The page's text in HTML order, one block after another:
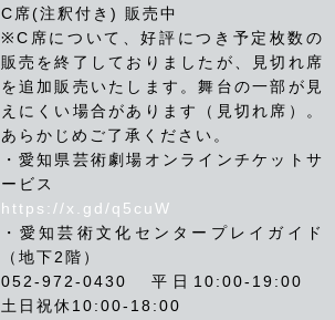
C席(注釈付き) 販売中
※C席について、好評につき予定枚数の
販売を終了しておりましたが、見切れ席
を追加販売いたします。舞台の一部が見
えにくい場合があります（見切れ席）。
あらかじめご了承ください。
・愛知県芸術劇場オンラインチケットサ
ービス
https://x.gd/q5cuW
・愛知芸術文化センタープレイガイド
（地下2階）
052-972-0430 平日10:00-19:00
土日祝休10:00-18:00